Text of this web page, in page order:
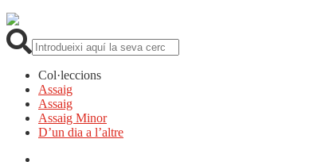
Col·leccions
Assaig
Assaig
Assaig Minor
D’un dia a l’altre